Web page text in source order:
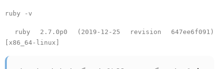
ruby 2.7.0p0 (2019-12-25 revision
[x86_64-linux]